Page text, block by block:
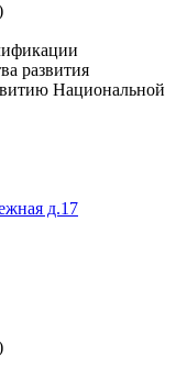
развития
Национальной
д.17